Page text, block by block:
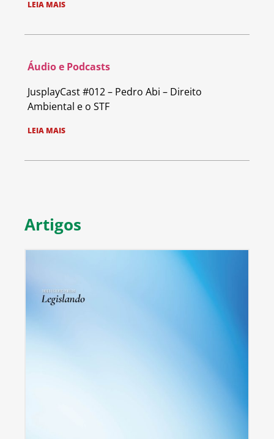
LEIA MAIS
Áudio e Podcasts
JusplayCast #012 – Pedro Abi – Direito
Ambiental e o STF
LEIA MAIS
Artigos